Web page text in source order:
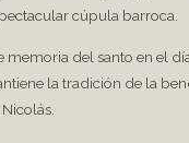
cúpula barroca.
memoria del santo en el
la tradición de la